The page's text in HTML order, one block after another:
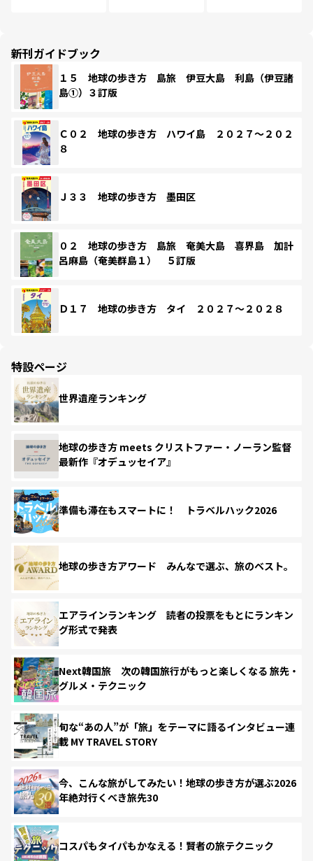
新刊ガイドブック
１５ 地球の歩き方 島旅 伊豆大島 利島（伊豆諸
島①）３訂版
Ｃ０２ 地球の歩き方 ハワイ島 ２０２７～２０２
８
Ｊ３３ 地球の歩き方 墨田区
０２ 地球の歩き方 島旅 奄美大島 喜界島 加計
呂麻島（奄美群島１） ５訂版
Ｄ１７ 地球の歩き方 タイ ２０２７～２０２８
特設ページ
世界遺産ランキング
地球の歩き方 meets クリストファー・ノーラン監督
最新作『オデュッセイア』
準備も滞在もスマートに！ トラベルハック2026
地球の歩き方アワード みんなで選ぶ、旅のベスト。
エアラインランキング 読者の投票をもとにランキン
グ形式で発表
Next韓国旅 次の韓国旅行がもっと楽しくなる 旅先・
グルメ・テクニック
旬な“あの人”が「旅」をテーマに語るインタビュー連
載 MY TRAVEL STORY
今、こんな旅がしてみたい！地球の歩き方が選ぶ2026
年絶対行くべき旅先30
コスパもタイパもかなえる！賢者の旅テクニック